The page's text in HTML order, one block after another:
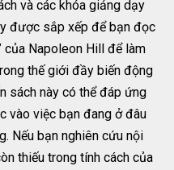
và các khóa giảng dạy
được sắp xếp để bạn đọc
của Napoleon Hill để làm
thế giới đầy biến động
sách này có thể đáp ứng
vào việc bạn đang ở đâu
Nếu bạn nghiên cứu nội
thiếu trong tính cách của